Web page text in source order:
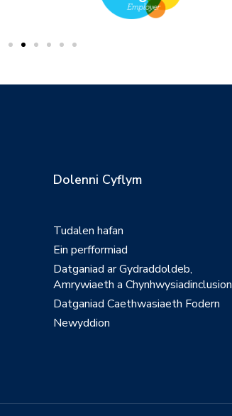
Dolenni Cyflym
Tudalen hafan
Ein perfformiad
Datganiad ar Gydraddoldeb,
Amrywiaeth a Chynhwysiadinclusion
Datganiad Caethwasiaeth Fodern
Newyddion